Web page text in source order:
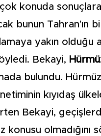
konuda sonuçlara
bunun Tahran'ın
yakın olduğu
Bekayi,
bulundu. Hürmüz
kıyıdaş
Bekayi,
konusu olmadığını